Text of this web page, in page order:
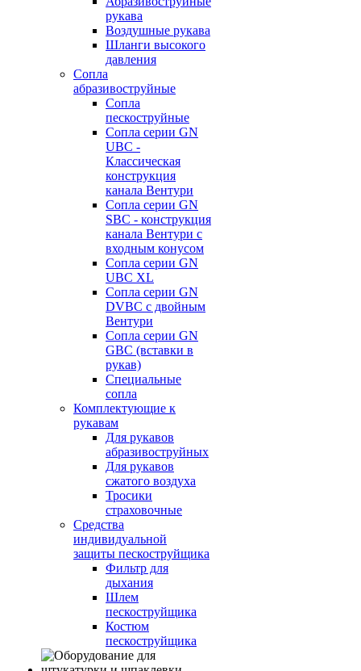
рукава
Воздушные рукава
Шланги высокого
давления
Сопла
абразивоструйные
Сопла
пескоструйные
Сопла серии GN
UBC -
Классическая
конструкция
канала Вентури
Сопла серии GN
SBC - конструкция
канала Вентури c
входным конусом
Сопла серии GN
UBC XL
Сопла серии GN
DVBC с двойным
Вентури
Сопла серии GN
GBC (вставки в
рукав)
Специальные
сопла
Комплектующие к
рукавам
Для рукавов
абразивоструйных
Для рукавов
сжатого воздуха
Тросики
страховочные
Средства
индивидуальной
защиты пескоструйщика
Фильтр для
дыхания
Шлем
пескоструйщика
Костюм
пескоструйщика